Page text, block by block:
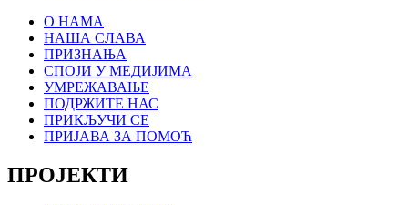
О НАМА
НАША СЛАВА
ПРИЗНАЊА
СПОЈИ У МЕДИЈИМА
УМРЕЖАВАЊЕ
ПОДРЖИТЕ НАС
ПРИКЉУЧИ СЕ
ПРИЈАВА ЗА ПОМОЋ
ПРОЈЕКТИ